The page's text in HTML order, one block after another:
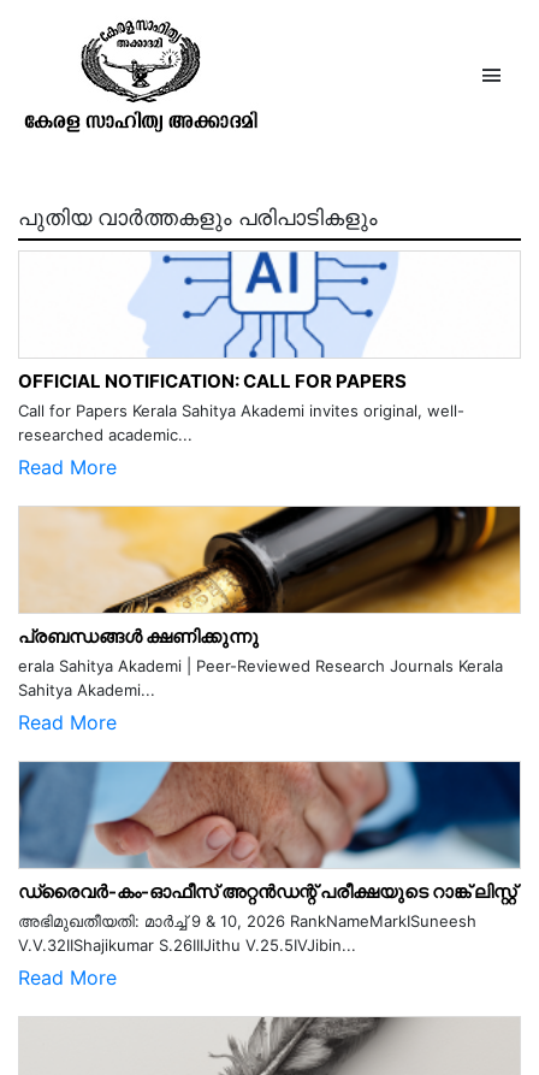
ഗുരുനാഥന്‍ പുസ്തകം15 ലക്കം9
പുതിയ വാർത്തകളും പരിപാടികളും
OFFICIAL NOTIFICATION: CALL FOR PAPERS
Call for Papers Kerala Sahitya Akademi invites original, well-
researched academic...
Read More
പ്രബന്ധങ്ങൾ ക്ഷണിക്കുന്നു
erala Sahitya Akademi | Peer-Reviewed Research Journals Kerala
Sahitya Akademi...
Read More
ഡ്രൈവർ-കം-ഓഫീസ് അറ്റൻഡന്റ് പരീക്ഷയുടെ റാങ്ക് ലിസ്റ്റ്
അഭിമുഖതീയതി: മാർച്ച് 9 & 10, 2026 RankNameMarkISuneesh
V.V.32IIShajikumar S.26IIIJithu V.25.5IVJibin...
Read More